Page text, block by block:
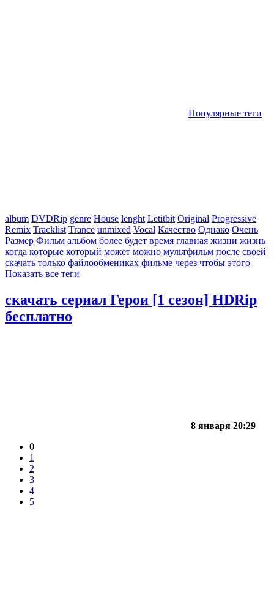
Популярные теги
album DVDRip genre House lenght Letitbit Original Progressive
Remix Tracklist Trance unmixed Vocal Качество Однако Очень
Размер Фильм альбом более будет время главная жизни жизнь
когда которые который может можно мультфильм после своей
скачать только файлообмениках фильме через чтобы этого
Показать все теги
скачать сериал Герои [1 сезон] HDRip
бесплатно
8 января 20:29
0
1
2
3
4
5